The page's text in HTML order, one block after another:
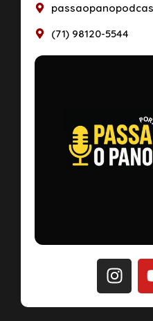
(71) 98120-5544